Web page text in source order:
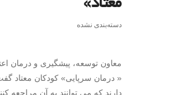
معتاد»
دسته‌بندی نشده
معاون توسعه، پیشگیری و درمان
« درمان سرپایی» کودکان معتاد
دارند که می توانند به آن مراجعه